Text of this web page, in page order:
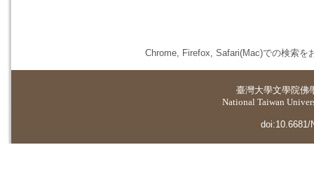
Chrome, Firefox, Safari(Mac)での検索を
臺灣大學文學院佛
National Taiwan
doi:10.6681/